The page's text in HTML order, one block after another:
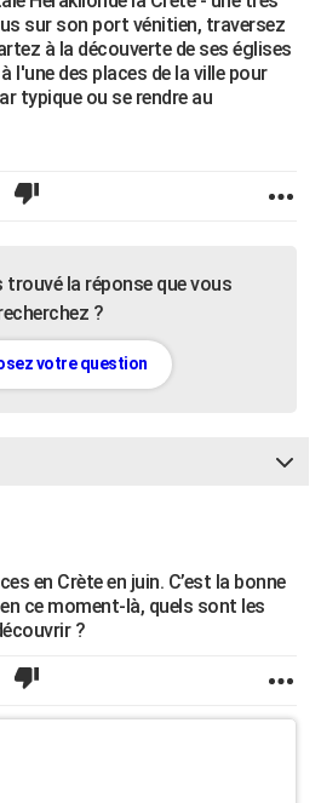
sur son port vénitien, traversez
à la découverte de ses églises
l'une des places de la ville pour
typique ou se rendre au
trouvé la réponse que vous
?
votre question
en Crète en juin. C’est la bonne
ce moment-là, quels sont les
?